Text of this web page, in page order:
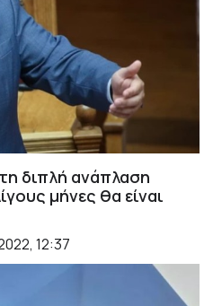
διπλή ανάπλαση
μήνες θα είναι
12:37